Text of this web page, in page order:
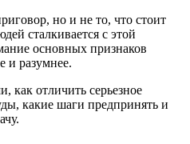
но и не то, что стоит
сталкивается с этой
основных признаков
и разумнее.
как отличить серьезное
какие шаги предпринять и